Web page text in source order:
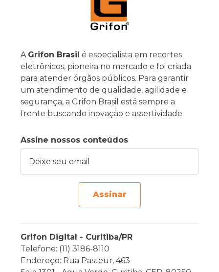
A Grifon Brasil é especialista em recortes
eletrônicos, pioneira no mercado e foi criada
para atender órgãos públicos. Para garantir
um atendimento de qualidade, agilidade e
segurança, a Grifon Brasil está sempre a
frente buscando inovação e assertividade.
Assine nossos conteúdos
Assinar
Grifon Digital - Curitiba/PR
Telefone: (11) 3186-8110
Endereço: Rua Pasteur, 463